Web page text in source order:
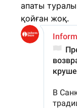
апаты
қойған жоқ.